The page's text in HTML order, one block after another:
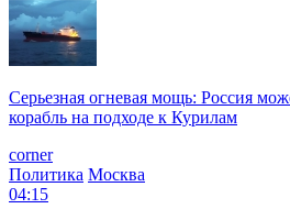
Серьезная огневая мощь: Россия
корабль на подходе к Курилам
corner
Политика Москва
04:15